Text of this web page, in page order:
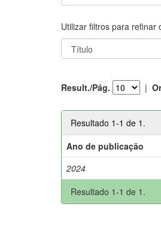
Utilizar filtros para refinar
Result./Pág. |
Resultado 1-1 de 1.
Ano de publicação
2024
Resultado 1-1 de 1.